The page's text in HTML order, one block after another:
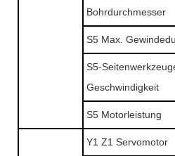
Bohrdurchmesser
S5 Max.
S5-
Geschwindigkeit
S5 Motorleistung
Y1 Z1 Servomotor